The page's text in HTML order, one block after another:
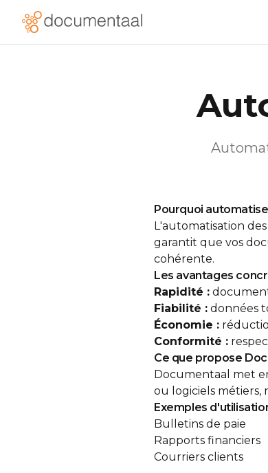
Pourquoi
L'automatisation
garantit que vos
cohérente.
Les avantages
Rapidité :
Fiabilité : données
Économie :
Conformité :
Ce que propose
Documentaal met
ou logiciels métiers,
Exemples
Bulletins de paie
Rapports financiers
Courriers clients